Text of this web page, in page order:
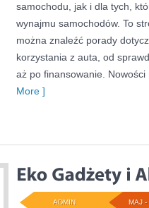
samochodu, jak i dla tych,
wynajmu samochodów. To
można znaleźć porady
korzystania z auta, od
aż po finansowanie.
More ]
MAJ -
ADMIN